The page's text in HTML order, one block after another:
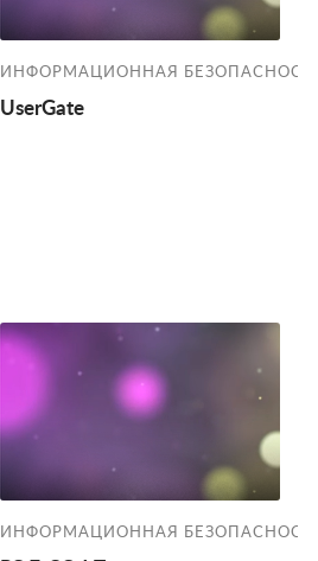
ИНФОРМАЦИОННАЯ БЕЗОПАСНОСТЬ
UserGate
ИНФОРМАЦИОННАЯ БЕЗОПАСНОСТЬ